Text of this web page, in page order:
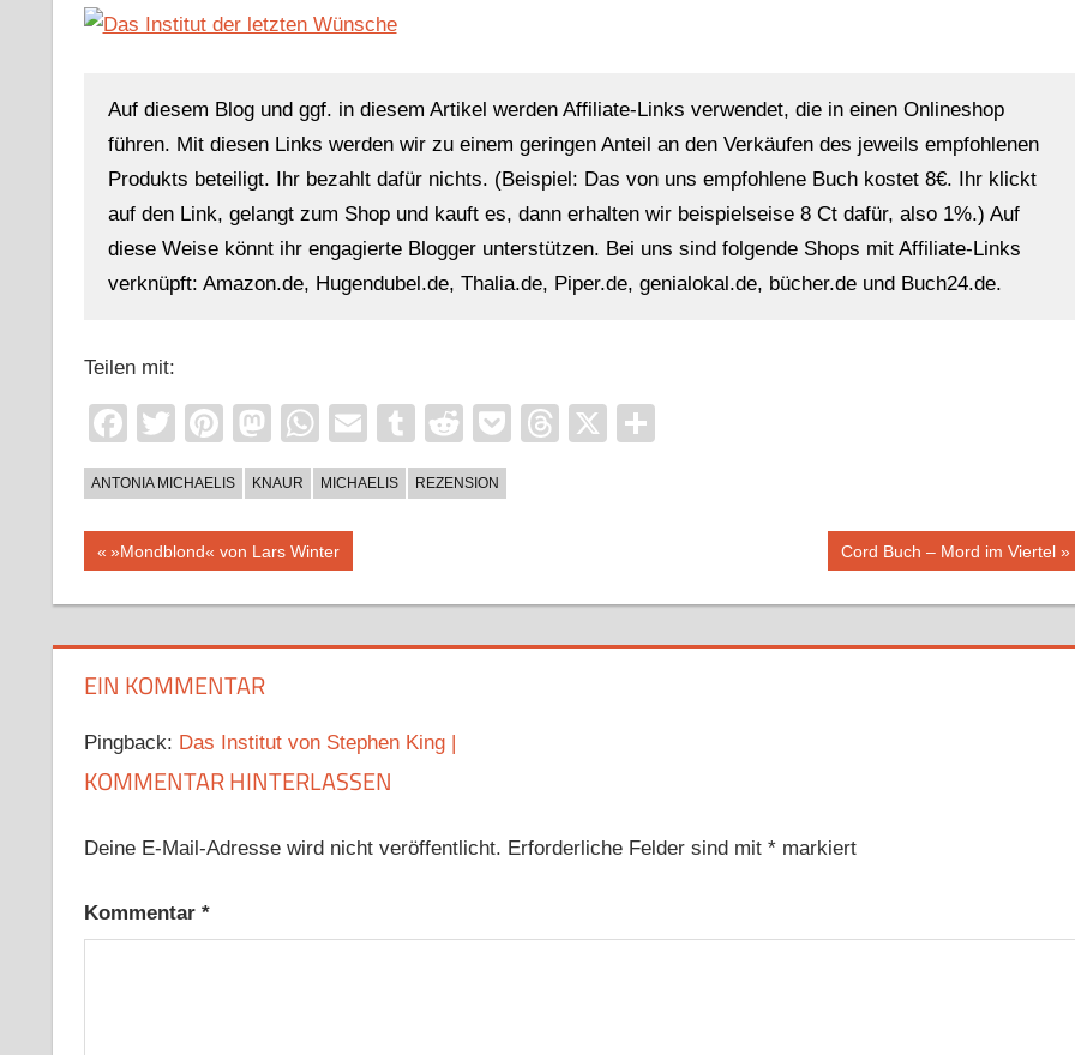
Brandis
Auf diesem Blog und ggf. in diesem Artikel werden Affiliate-Links verwendet, die in einen Onlineshop
führen. Mit diesen Links werden wir zu einem geringen Anteil an den Verkäufen des jeweils empfohlenen
Produkts beteiligt. Ihr bezahlt dafür nichts. (Beispiel: Das von uns empfohlene Buch kostet 8€. Ihr klickt
auf den Link, gelangt zum Shop und kauft es, dann erhalten wir beispielseise 8 Ct dafür, also 1%.) Auf
diese Weise könnt ihr engagierte Blogger unterstützen. Bei uns sind folgende Shops mit Affiliate-Links
verknüpft: Amazon.de, Hugendubel.de, Thalia.de, Piper.de, genialokal.de, bücher.de und Buch24.de.
Teilen mit:
Facebook
TwitterPinterest
Mastodon
WhatsApp
EmailTumblr
RedditPocketThreads
X
ANTONIA MICHAELIS KNAUR MICHAELIS REZENSION
Beitragsnavigation
Vorheriger
»Mondblond« von Lars Winter
Nächster
Cord Buch – Mord im Viertel
EIN KOMMENTAR
Pingback: Das Institut von Stephen King |
KOMMENTAR HINTERLASSEN
Deine E-Mail-Adresse wird nicht veröffentlicht. Erforderliche Felder sind mit *markiert
Kommentar *